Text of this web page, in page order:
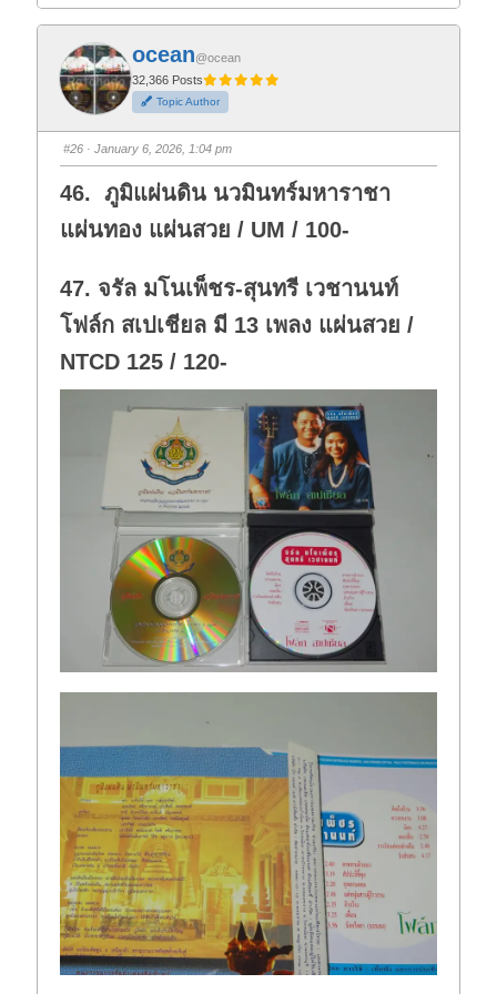
i
f
o
r
t
h
u
m
d
o
n
.
i
o
t
h
u
m
u
p
ocean@ocean
32,366 Posts
Topic Author
#26 · January 6, 2026, 1:04 pm
46. ภูมิแผ่นดิน นวมินทร์มหาราชา
แผ่นทอง แผ่นสวย / UM / 100-
47. จรัล มโนเพ็ชร-สุนทรี เวชานนท์
โฟล์ก สเปเชียล มี 13 เพลง แผ่นสวย /
NTCD 125 / 120-